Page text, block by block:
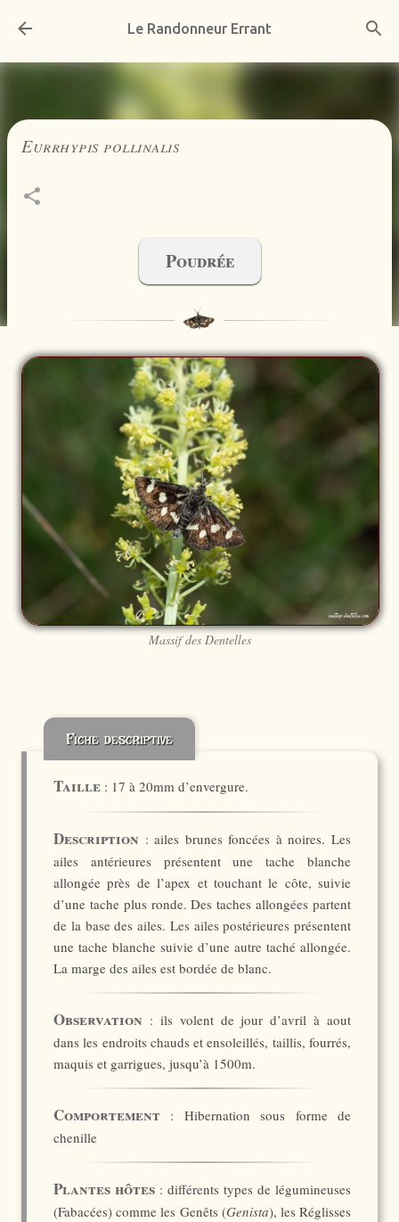
Accéder au contenu principal
Le Randonneur Errant
Eurrhypis pollinalis
Poudrée
Massif des Dentelles
Fiche descriptive
Taille : 17 à 20mm d’envergure.
Description : ailes brunes foncées à noires. Les
ailes antérieures présentent une tache blanche
allongée près de l’apex et touchant le côte, suivie
d’une tache plus ronde. Des taches allongées partent
de la base des ailes. Les ailes postérieures présentent
une tache blanche suivie d’une autre taché allongée.
La marge des ailes est bordée de blanc.
Observation : ils volent de jour d’avril à aout
dans les endroits chauds et ensoleillés, taillis, fourrés,
maquis et garrigues, jusqu’à 1500m.
Comportement : Hibernation sous forme de
chenille
Plantes hôtes : différents types de légumineuses
(Fabacées) comme les Genêts (Genista), les Réglisses